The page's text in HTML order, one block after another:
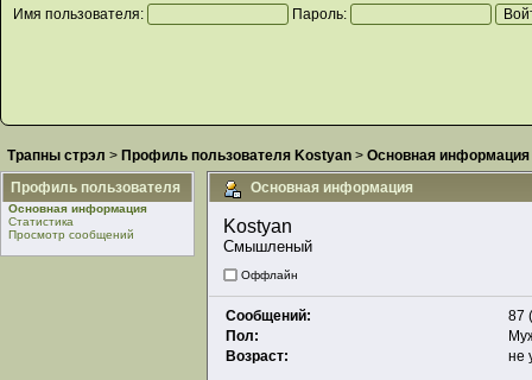
Имя пользователя:
Пароль:
Трапны стрэл > Профиль пользователя Kostyan > Основная информация
Профиль пользователя
Основная информация
Статистика
Просмотр сообщений
Основная информация
Kostyan
Смышленый
Оффлайн
Сообщений:
87
Пол:
Возраст:
не